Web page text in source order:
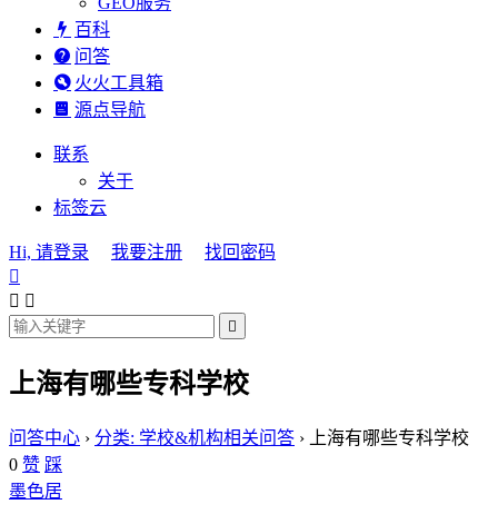
百科
问答
火火工具箱
源点导航
联系
关于
标签云
Hi, 请登录 我要注册
找回密码

 

上海有哪些专科学校
问答中心 › 分类: 学校&机构相关问答 ›
上海有哪些专科学校
0 赞 踩
墨色居